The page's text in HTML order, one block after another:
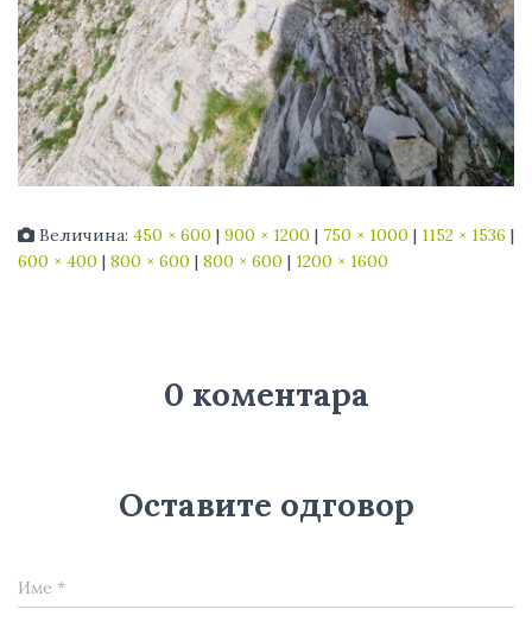
Величина: 450 × 600 | 900 × 1200 | 750 × 1000 | 1152 × 1536 |
600 × 400 | 800 × 600 | 800 × 600 | 1200 × 1600
0 коментара
Оставите одговор
Име *